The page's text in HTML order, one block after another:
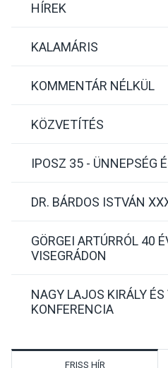
HÍREK
KALAMÁRIS
KOMMENTÁR NÉLKÜL
KÖZVETÍTÉS
IPOSZ 35 - ÜNNEPSÉG
DR. BÁRDOS ISTVÁN
GÖRGEI ARTÚRRÓL 40
VISEGRÁDON
NAGY LAJOS KIRÁLY ÉS
KONFERENCIA
FRISS HÍR